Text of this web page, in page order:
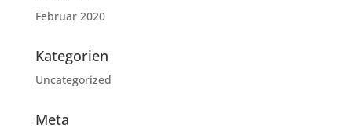
Februar 2020
Kategorien
Uncategorized
Meta